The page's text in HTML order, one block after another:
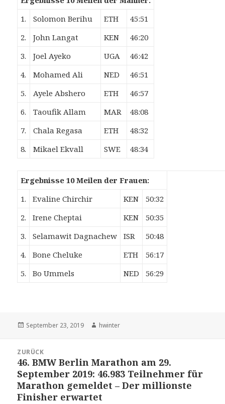
1.
Solomon Berihu ETH
45:51
2.
John Langat KEN
46:20
3.
Joel Ayeko UGA
46:42
4.
Mohamed Ali NED
46:51
5.
Ayele Abshero ETH
46:57
6.
Taoufik Allam MAR
48:08
7.
Chala Regasa ETH
48:32
8.
Mikael Ekvall SWE 48:34
Ergebnisse 10 Meilen der Frauen:
1.
Evaline Chirchir KEN
50:32
2.
Irene Cheptai KEN
50:35
3.
Selamawit Dagnachew ISR
50:48
4.
Bone Cheluke ETH
56:17
5.
Bo Ummels NED 56:29
Veröffentlicht
September 23, 2019 Autor
hwinter
Navigation
ZURÜCK
Vorheriger
Beitrag:
46. BMW Berlin Marathon am 29.
September 2019: 46.983 Teilnehmer für
Marathon gemeldet – Der millionste
Finisher erwartet